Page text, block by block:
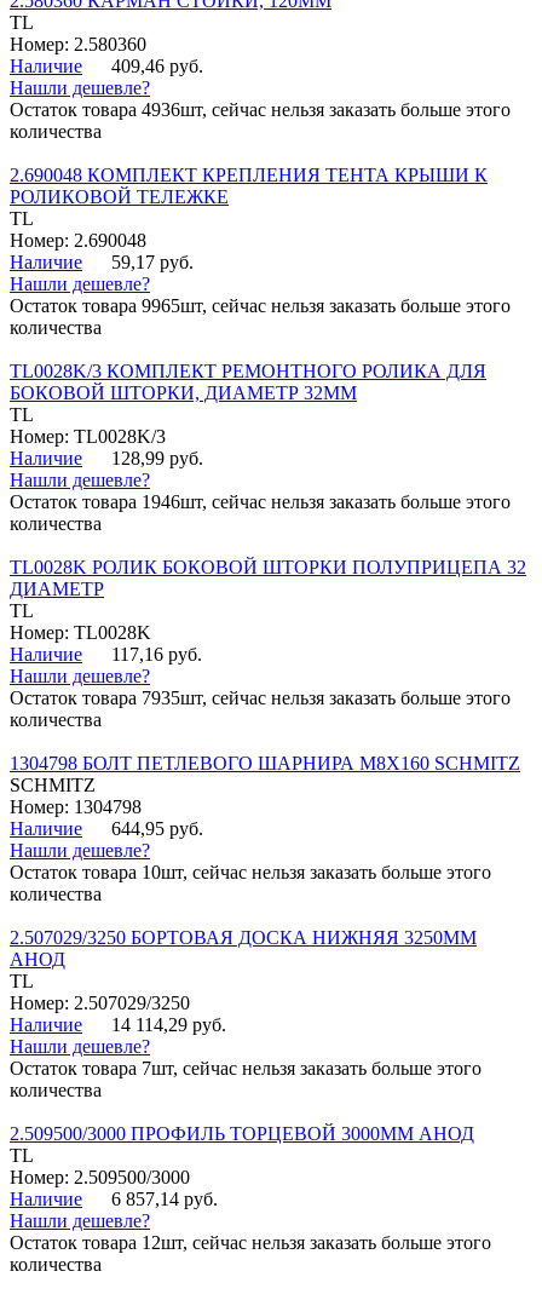
TL
Номер: 2.580360
Наличие
409,46 руб.
Нашли дешевле?
Остаток товара 4936шт, сейчас нельзя заказать больше этого
количества
2.690048 КОМПЛЕКТ КРЕПЛЕНИЯ ТЕНТА КРЫШИ К
РОЛИКОВОЙ ТЕЛЕЖКЕ
TL
Номер: 2.690048
Наличие
59,17 руб.
Нашли дешевле?
Остаток товара 9965шт, сейчас нельзя заказать больше этого
количества
TL0028K/3 КОМПЛЕКТ РЕМОНТНОГО РОЛИКА ДЛЯ
БОКОВОЙ ШТОРКИ, ДИАМЕТР 32ММ
TL
Номер: TL0028K/3
Наличие
128,99 руб.
Нашли дешевле?
Остаток товара 1946шт, сейчас нельзя заказать больше этого
количества
TL0028K РОЛИК БОКОВОЙ ШТОРКИ ПОЛУПРИЦЕПА 32
ДИАМЕТР
TL
Номер: TL0028K
Наличие
117,16 руб.
Нашли дешевле?
Остаток товара 7935шт, сейчас нельзя заказать больше этого
количества
1304798 БОЛТ ПЕТЛЕВОГО ШАРНИРА М8Х160 SCHMITZ
SCHMITZ
Номер: 1304798
Наличие
644,95 руб.
Нашли дешевле?
Остаток товара 10шт, сейчас нельзя заказать больше этого
количества
2.507029/3250 БОРТОВАЯ ДОСКА НИЖНЯЯ 3250ММ
АНОД
TL
Номер: 2.507029/3250
Наличие
14 114,29 руб.
Нашли дешевле?
Остаток товара 7шт, сейчас нельзя заказать больше этого
количества
2.509500/3000 ПРОФИЛЬ ТОРЦЕВОЙ 3000ММ АНОД
TL
Номер: 2.509500/3000
Наличие
6 857,14 руб.
Нашли дешевле?
Остаток товара 12шт, сейчас нельзя заказать больше этого
количества